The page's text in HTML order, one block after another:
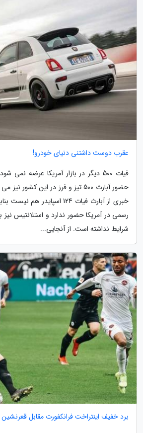
عقرب دوست داشتنی دنیای خودرو!
فیات 500 دیگر در بازار آمریکا عرضه
حضور آبارث 500 تیز و فرز در این
خبری از آبارث فیات 124
رسمی در آمریکا حضور ندارد و استلانتیس نیز
شرایط نداشته است. از آنجایی...
برد خفیف اینتراخت فرانکفورت مقابل قعرنشین